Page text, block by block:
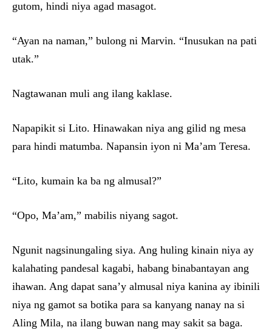
gutom, hindi niya agad masagot.
“Ayan na naman,” bulong ni Marvin. “Inusukan na pati
utak.”
Nagtawanan muli ang ilang kaklase.
Napapikit si Lito. Hinawakan niya ang gilid ng mesa
para hindi matumba. Napansin iyon ni Ma’am Teresa.
“Lito, kumain ka ba ng almusal?”
“Opo, Ma’am,” mabilis niyang sagot.
Ngunit nagsinungaling siya. Ang huling kinain niya ay
kalahating pandesal kagabi, habang binabantayan ang
ihawan. Ang dapat sana’y almusal niya kanina ay ibinili
niya ng gamot sa botika para sa kanyang nanay na si
Aling Mila, na ilang buwan nang may sakit sa baga.